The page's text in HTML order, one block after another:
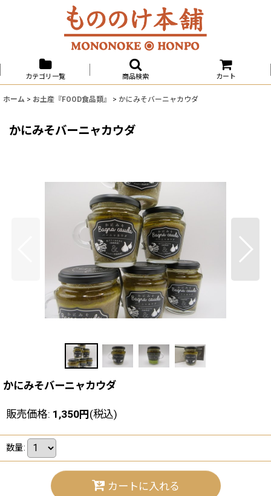
カテゴリ一覧 商品検索 カート
ホーム > お土産『FOOD食品類』 > かにみそバーニャカウダ
かにみそバーニャカウダ
かにみそバーニャカウダ
販売価格: 1,350円(税込)
数量:
カートに入れる